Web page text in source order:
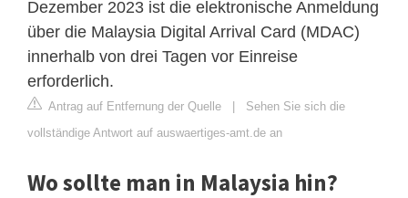
Dezember 2023 ist die elektronische Anmeldung
über die Malaysia Digital Arrival Card (MDAC)
innerhalb von drei Tagen vor Einreise
erforderlich.
Antrag auf Entfernung der Quelle | Sehen Sie sich die
vollständige Antwort auf auswaertiges-amt.de an
Wo sollte man in Malaysia hin?